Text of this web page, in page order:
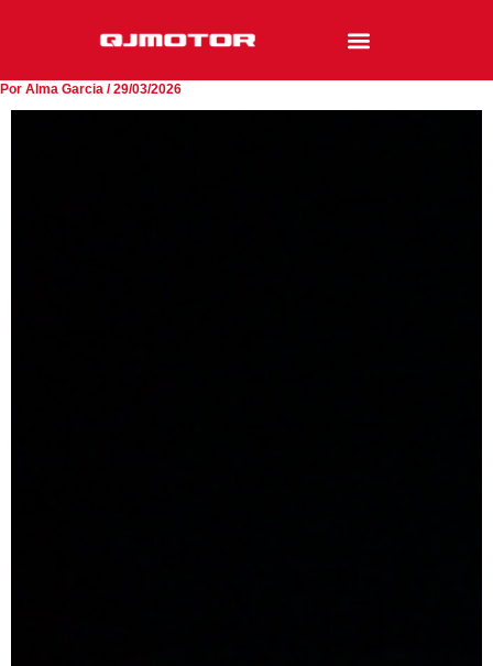
Por Alma Garcia /29/03/2026